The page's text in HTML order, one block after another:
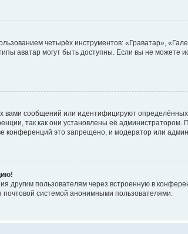
четырёх инструментов: «Граватар»,
аватар могут быть доступны. Если вы не можете
сообщений или идентифицируют
так как они установлены её
это запрещено, и модератор или
другим пользователям через встроенную в
системой анонимными пользователями.